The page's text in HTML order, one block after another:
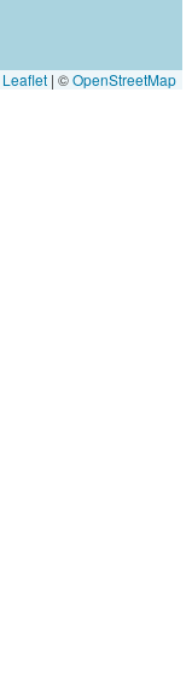
Leaflet | ©OpenStreetMap